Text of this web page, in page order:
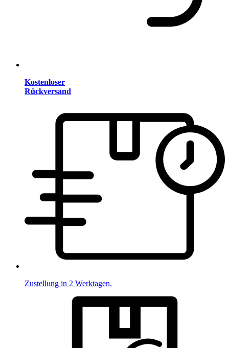
Kostenloser
Rückversand
Zustellung in 2 Werktagen.